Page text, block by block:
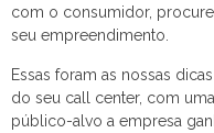
com o consumidor,
seu empreendimento.
Essas foram as nossas
do seu call center, com
público-alvo a empresa